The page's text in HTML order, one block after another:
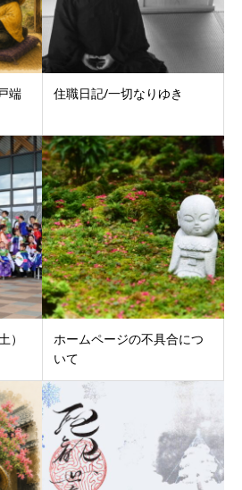
端
住職日記/一切なりゆき
ホームページの不具合につ
いて